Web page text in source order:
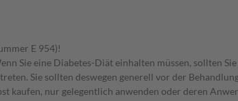
E 954)!
Sie eine Diabetes-Diät einhalten müssen, sollten
Sie sollten deswegen generell vor der
kaufen, nur gelegentlich anwenden oder deren